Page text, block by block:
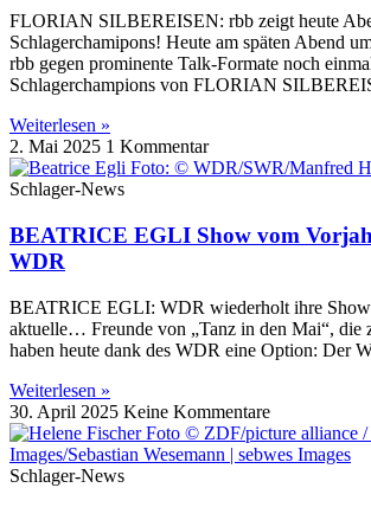
FLORIAN SILBEREISEN: rbb zeigt heute
Schlagerchamipons! Heute am späten Abend
rbb gegen prominente Talk-Formate noch
Schlagerchampions von FLORIAN
Weiterlesen »
2. Mai 2025 1 Kommentar
Schlager-News
BEATRICE EGLI Show vom
WDR
BEATRICE EGLI: WDR wiederholt ihre Show
aktuelle… Freunde von „Tanz in den Mai“, die
haben heute dank des WDR eine Option: Der
Weiterlesen »
30. April 2025 Keine Kommentare
Schlager-News